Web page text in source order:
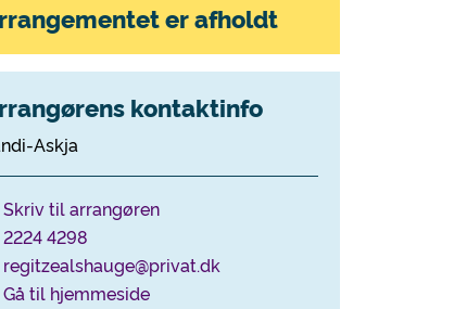
er afholdt
kontaktinfo
Askja
Skriv til arrangøren
2224 4298
regitzealshauge@privat.dk
Gå til hjemmeside